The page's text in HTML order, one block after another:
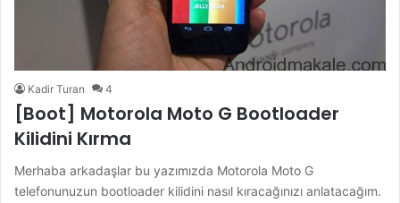
Kadir Turan 4
[Boot] Motorola Moto G Bootloader
Kilidini Kırma
Merhaba arkadaşlar bu yazımızda Motorola Moto G
telefonunuzun bootloader kilidini nasıl kıracağınızı anlatacağım.